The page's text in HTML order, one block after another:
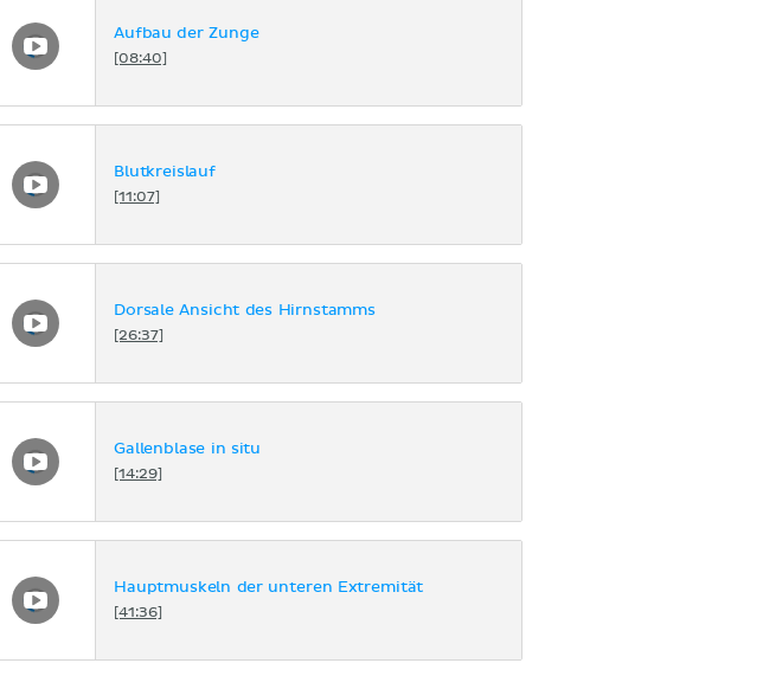
Aufbau der Zunge
[08:40]
Blutkreislauf
[11:07]
Dorsale Ansicht des Hirnstamms
[26:37]
Gallenblase in situ
[14:29]
Hauptmuskeln der unteren Extremität
[41:36]